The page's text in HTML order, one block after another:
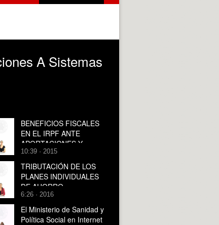
A Sistemas
BENEFICIOS FISCALES
EN EL IRPF ANTE
APORTACIONES Y
CONTRIBUCIONES A
SISTEMAS DE
PREVISIÓN SOCIAL
10:39 · 2015
TRIBUTACIÓN DE LOS
PLANES INDIVIDUALES
DE AHORRO
SISTEMÁTICO (PIAS) EN
EL IRPF
6:26 · 2016
El Ministerio de Sanidad y
Política Social en Internet